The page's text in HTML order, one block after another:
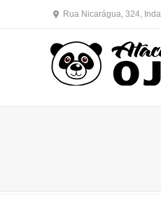
Rua Nicarágua, 324,